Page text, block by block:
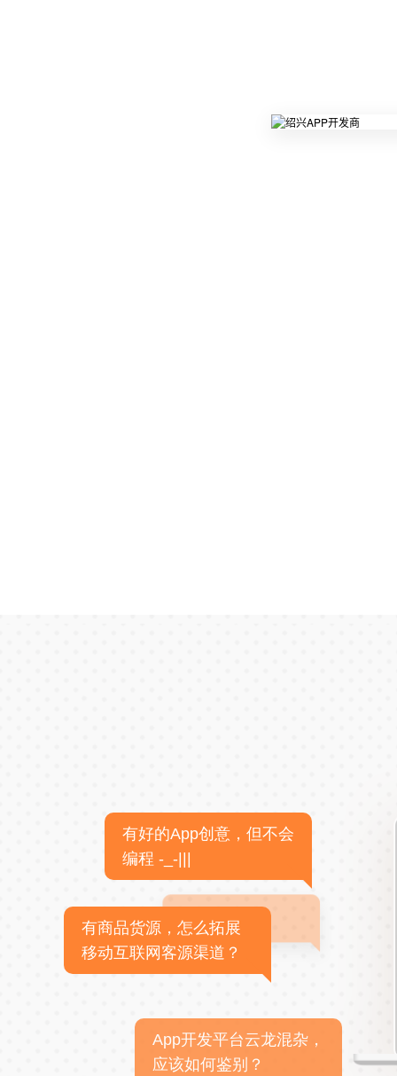
有好的App创意，但不会
编程 -_-|||
有商品货源，怎么拓展
移动互联网客源渠道？
App开发平台云龙混杂，
应该如何鉴别？